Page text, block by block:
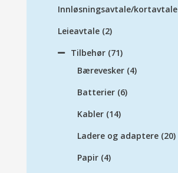
Innløsningsavtale/kortavtale
Leieavtale (2)
Tilbehør (71)
Bærevesker (4)
Batterier (6)
Kabler (14)
Ladere og adaptere (20)
Papir (4)